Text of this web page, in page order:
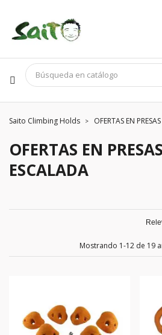
Saito Climbing Holds OFERTAS EN
OFERTAS EN
ESCALADA
Mostrando 1-12 de 19